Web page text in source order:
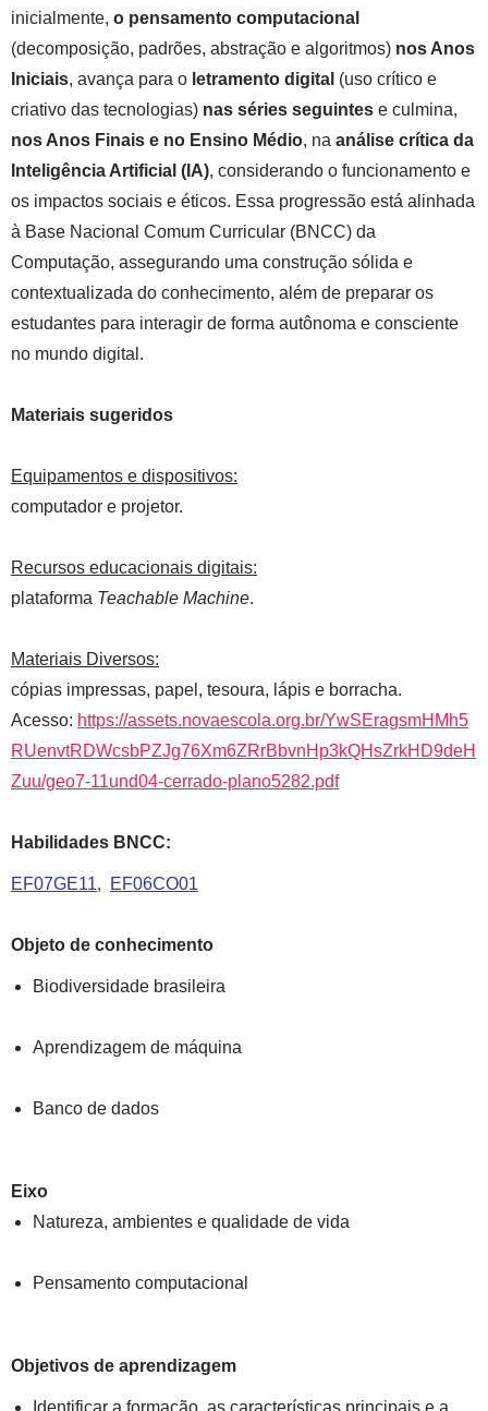
inicialmente, o pensamento computacional
(decomposição, padrões, abstração e algoritmos) nos Anos
Iniciais, avança para o letramento digital (uso crítico e
criativo das tecnologias) nas séries seguintes e culmina,
nos Anos Finais e no Ensino Médio, na análise crítica da
Inteligência Artificial (IA), considerando o funcionamento e
os impactos sociais e éticos. Essa progressão está alinhada
à Base Nacional Comum Curricular (BNCC) da
Computação, assegurando uma construção sólida e
contextualizada do conhecimento, além de preparar os
estudantes para interagir de forma autônoma e consciente
no mundo digital.
Materiais sugeridos
Equipamentos e dispositivos:
computador e projetor.
Recursos educacionais digitais:
plataforma Teachable Machine.
Materiais Diversos:
cópias impressas, papel, tesoura, lápis e borracha.
Acesso: https://assets.novaescola.org.br/YwSEragsmHMh5
RUenvtRDWcsbPZJg76Xm6ZRrBbvnHp3kQHsZrkHD9deH
Zuu/geo7-11und04-cerrado-plano5282.pdf
Habilidades BNCC:
EF07GE11 EF06CO01
Objeto de conhecimento
Biodiversidade brasileira
Aprendizagem de máquina
Banco de dados
Eixo
Natureza, ambientes e qualidade de vida
Pensamento computacional
Objetivos de aprendizagem
Identificar a formação, as características principais e a